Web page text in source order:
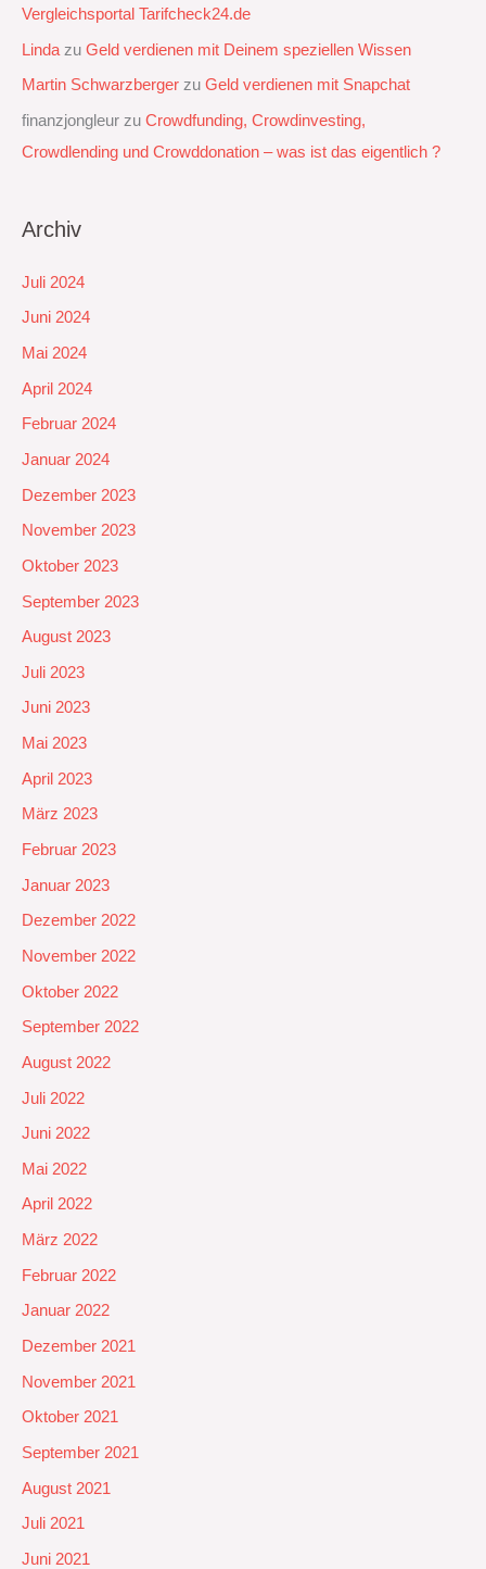
Vergleichsportal Tarifcheck24.de
Linda zu Geld verdienen mit Deinem speziellen Wissen
Martin Schwarzberger zu Geld verdienen mit Snapchat‭
finanzjongleur zu Crowdfunding, Crowdinvesting,
Crowdlending und Crowddonation – was ist das eigentlich ?
Archiv
Juli 2024
Juni 2024
Mai 2024
April 2024
Februar 2024
Januar 2024
Dezember 2023
November 2023
Oktober 2023
September 2023
August 2023
Juli 2023
Juni 2023
Mai 2023
April 2023
März 2023
Februar 2023
Januar 2023
Dezember 2022
November 2022
Oktober 2022
September 2022
August 2022
Juli 2022
Juni 2022
Mai 2022
April 2022
März 2022
Februar 2022
Januar 2022
Dezember 2021
November 2021
Oktober 2021
September 2021
August 2021
Juli 2021
Juni 2021